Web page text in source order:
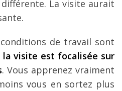
La visite aurait
de travail sont
la visite est focalisée sur
. Vous apprenez vraiment
vous en sortez plus